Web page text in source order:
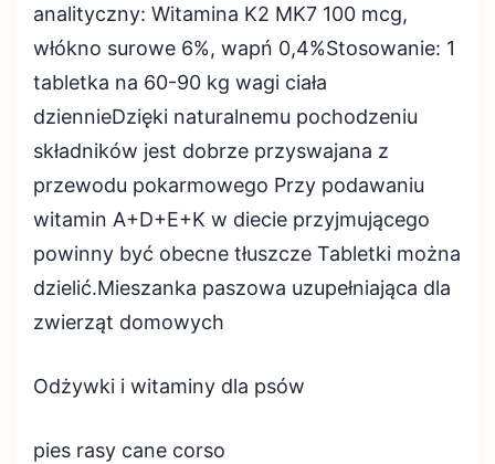
analityczny: Witamina K2 MK7 100 mcg,
włókno surowe 6%, wapń 0,4%Stosowanie: 1
tabletka na 60-90 kg wagi ciała
dziennieDzięki naturalnemu pochodzeniu
składników jest dobrze przyswajana z
przewodu pokarmowego Przy podawaniu
witamin A+D+E+K w diecie przyjmującego
powinny być obecne tłuszcze Tabletki można
dzielić.Mieszanka paszowa uzupełniająca dla
zwierząt domowych
Odżywki i witaminy dla psów
pies rasy cane corso